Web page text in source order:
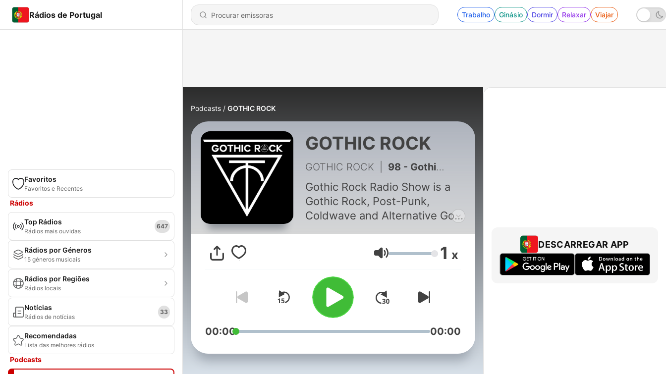
Rádios de Portugal Trabalho Ginásio Dormir Relaxar Viajar
Favoritos
Favoritos e Recentes
Rádios
Top Rádios
Rádios mais ouvidas
647
Rádios por Géneros
15 géneros musicais
Rádios por Regiões
Rádios locais
Notícias
Rádios de notícias
33
Recomendadas
Lista das melhores rádios
Podcasts
Podcasts GOTHIC ROCK
GOTHIC ROCK
GOTHIC ROCK 98 - Gothic Rock Radio Show EP33 (18/07/17)
Gothic Rock Radio Show is a
Gothic Rock, Post-Punk,
Coldwave and Alternative Goth
Terramortis (Necromanteion
Radio Show / This is Gothic
submission: send a bandcamp
download code to
info(at)gothicmusicrecords(dot)com.
NO electronic goth styles, no
malware / virus attacks ONLY
Volume 1 x
00:00 00:00
DESCARREGAR APP